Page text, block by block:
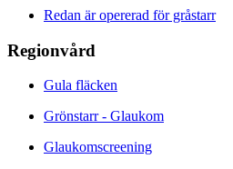
Redan är opererad för gråstarr
Regionvård
Gula fläcken
Grönstarr - Glaukom
Glaukomscreening